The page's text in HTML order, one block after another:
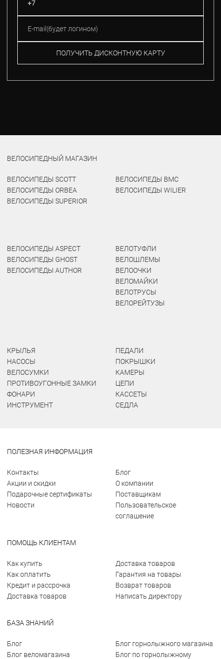
ПОЛУЧИТЬ ДИСКОНТНУЮ КАРТУ
ВЕЛОСИПЕДНЫЙ МАГАЗИН
ВЕЛОСИПЕДЫ SCOTT
ВЕЛОСИПЕДЫ ORBEA
ВЕЛОСИПЕДЫ SUPERIOR
ВЕЛОСИПЕДЫ BMC
ВЕЛОСИПЕДЫ WILIER
ВЕЛОСИПЕДЫ ASPECT
ВЕЛОСИПЕДЫ GHOST
ВЕЛОСИПЕДЫ AUTHOR
ВЕЛОТУФЛИ
ВЕЛОШЛЕМЫ
ВЕЛООЧКИ
ВЕЛОМАЙКИ
ВЕЛОТРУСЫ
ВЕЛОРЕЙТУЗЫ
КРЫЛЬЯ
НАСОСЫ
ВЕЛОСУМКИ
ПРОТИВОУГОННЫЕ ЗАМКИ
ФОНАРИ
ИНСТРУМЕНТ
ПЕДАЛИ
ПОКРЫШКИ
КАМЕРЫ
ЦЕПИ
КАССЕТЫ
СЕДЛА
ПОЛЕЗНАЯ ИНФОРМАЦИЯ
Контакты
Акции и скидки
Подарочные сертификаты
Новости
Блог
О компании
Поставщикам
Пользовательское
соглашение
ПОМОЩЬ КЛИЕНТАМ
Как купить
Как оплатить
Кредит и рассрочка
Доставка товаров
Доставка товаров
Гарантия на товары
Возврат товаров
Написать директору
БАЗА ЗНАНИЙ
Блог
Блог веломагазина
Блог горнолыжного магазина
Блог по горнолыжному